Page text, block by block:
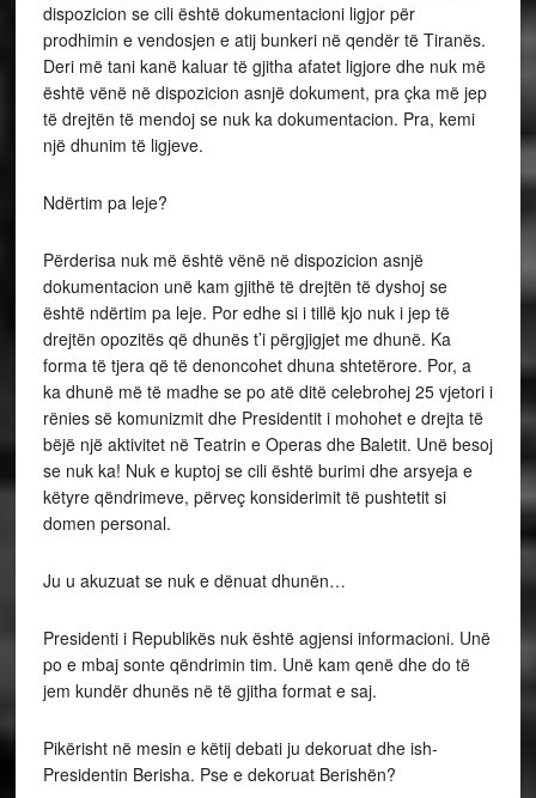
dispozicion se cili është dokumentacioni ligjor për
prodhimin e vendosjen e atij bunkeri në qendër të Tiranës.
Deri më tani kanë kaluar të gjitha afatet ligjore dhe nuk më
është vënë në dispozicion asnjë dokument, pra çka më jep
të drejtën të mendoj se nuk ka dokumentacion. Pra, kemi
një dhunim të ligjeve.
Ndërtim pa leje?
Përderisa nuk më është vënë në dispozicion asnjë
dokumentacion unë kam gjithë të drejtën të dyshoj se
është ndërtim pa leje. Por edhe si i tillë kjo nuk i jep të
drejtën opozitës që dhunës t’i përgjigjet me dhunë. Ka
forma të tjera që të denoncohet dhuna shtetërore. Por, a
ka dhunë më të madhe se po atë ditë celebrohej 25 vjetori i
rënies së komunizmit dhe Presidentit i mohohet e drejta të
bëjë një aktivitet në Teatrin e Operas dhe Baletit. Unë besoj
se nuk ka! Nuk e kuptoj se cili është burimi dhe arsyeja e
këtyre qëndrimeve, përveç konsiderimit të pushtetit si
domen personal.
Ju u akuzuat se nuk e dënuat dhunën…
Presidenti i Republikës nuk është agjensi informacioni. Unë
po e mbaj sonte qëndrimin tim. Unë kam qenë dhe do të
jem kundër dhunës në të gjitha format e saj.
Pikërisht në mesin e këtij debati ju dekoruat dhe ish-
Presidentin Berisha. Pse e dekoruat Berishën?